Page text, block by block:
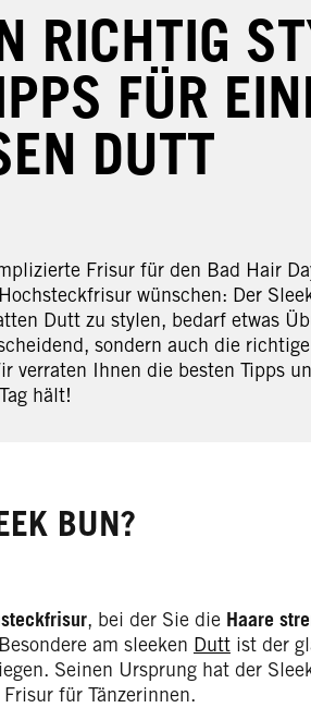
RICHTIG
FÜR
DUTT
Frisur für den Bad Hair
wünschen: Der
Dutt zu stylen, bedarf etwas
sondern auch die
verraten Ihnen die besten Tipps
hält!
BUN?
, bei der Sie die Haare
am sleeken Duttist der
Seinen Ursprung hat der
für Tänzerinnen.